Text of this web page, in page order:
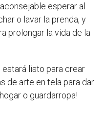
esperar al
o lavar la prenda, y
prolongar la vida de la
estará listo para crear
de arte en tela para dar
o guardarropa!